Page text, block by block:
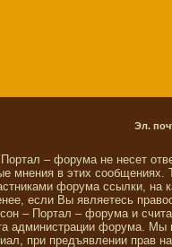
Эл.
– форума не несет
мнения в этих
форума ссылки, на
если Вы являетесь
– Портал – форума и
администрации форума. Мы
при предъявлении прав